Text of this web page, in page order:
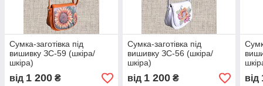
Сумка-заготівка під
вишивку ЗС-59 (шкіра/
шкіра)
від 1 200 ₴
Сумка-заготівка під
вишивку ЗС-56 (шкіра/
шкіра)
від 1 200₴ від